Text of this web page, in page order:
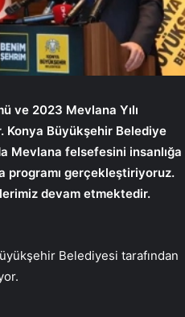
ve 2023 Mevlana Yılı
Konya Büyükşehir Belediye
Mevlana felsefesini insanlığa
programı gerçekleştiriyoruz.
devam etmektedir.
Belediyesi tarafından